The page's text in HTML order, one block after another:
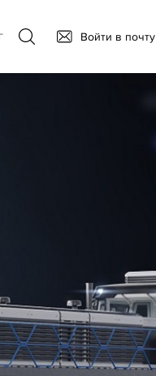
Войти в почту